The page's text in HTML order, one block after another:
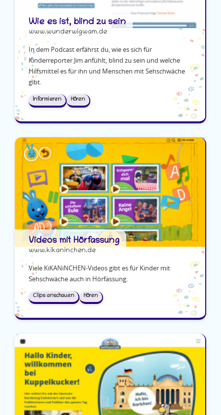
Wie es ist, blind zu sein
www.wunderwigwam.de
In dem Podcast erfährst du, wie es sich für
Kinderreporter Jim anfühlt, blind zu sein und welche
Hilfsmittel es für ihn und Menschen mit Sehschwäche
gibt.
Informieren Hören
Videos mit Hörfassung
www.kikaninchen.de
Viele KiKANiNCHEN-Videos gibt es für Kinder mit
Sehschwäche auch in Hörfassung.
Clips anschauen Hören